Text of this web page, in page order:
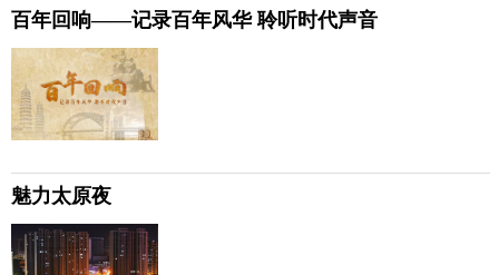
百年回响——记录百年风华 聆听时代声音
魅力太原夜